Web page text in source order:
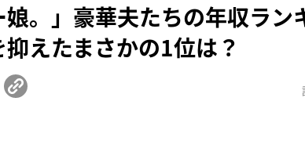
娘。」豪華夫たちの年収ラ
えたまさかの1位は？